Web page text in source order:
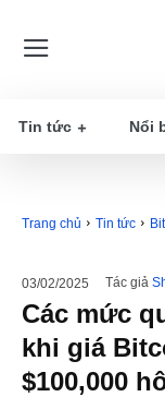
Tin tức Nổi
Trang chủ Tin tức
03/02/2025 Tác giả
Các mức
khi giá
$100,000